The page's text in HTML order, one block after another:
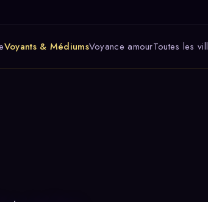
Voyants & MédiumsVoyance amourToutes les